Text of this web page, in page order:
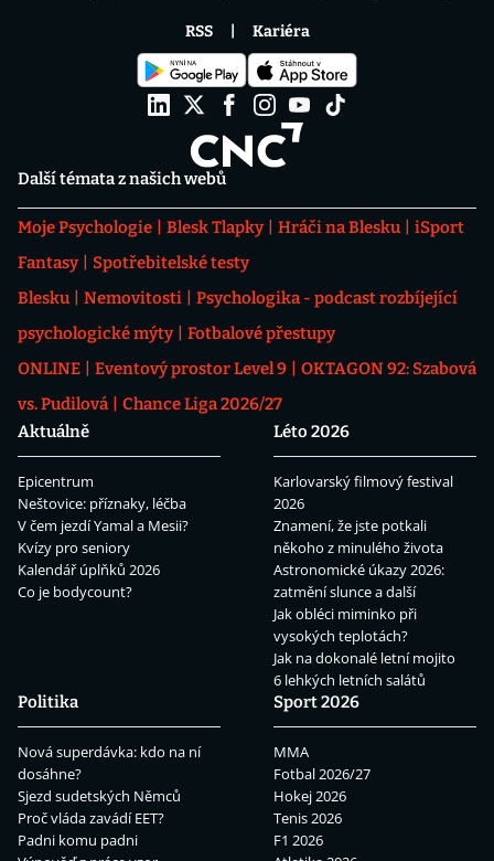
Další témata z našich webů
Moje Psychologie Blesk Tlapky Hráči na Blesku
iSport
Fantasy
Spotřebitelské testy
Blesku
Nemovitosti
Psychologika - podcast rozbíjející
psychologické mýty
Fotbalové přestupy
ONLINE
Eventový prostor Level 9
OKTAGON 92: Szabová
vs. Pudilová
Chance Liga 2026/27
Aktuálně
Epicentrum
Neštovice: příznaky, léčba
V čem jezdí Yamal a Mesii?
Kvízy pro seniory
Kalendář úplňků 2026
Co je bodycount?
Léto 2026
Karlovarský filmový festival
2026
Znamení, že jste potkali
někoho z minulého života
Astronomické úkazy 2026:
zatmění slunce a další
Jak obléci miminko při
vysokých teplotách?
Jak na dokonalé letní mojito
6 lehkých letních salátů
Politika
Nová superdávka: kdo na ní
dosáhne?
Sjezd sudetských Němců
Proč vláda zavádí EET?
Padni komu padni
Sport 2026
MMA
Fotbal 2026/27
Hokej 2026
Tenis 2026
F1 2026
RSS Kariéra